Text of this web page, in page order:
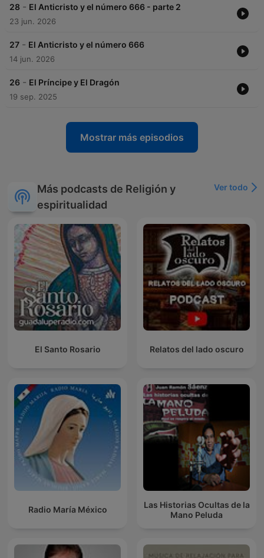
28 - El Anticristo y el número 666 - parte 2
23 jun. 2026
27 - El Anticristo y el número 666
14 jun. 2026
26 - El Príncipe y El Dragón
19 sep. 2025
Mostrar más episodios
Más podcasts de Religión y
espiritualidad
Ver todo
El Santo Rosario Relatos del lado oscuro
Radio María México
Las Historias Ocultas de la
Mano Peluda